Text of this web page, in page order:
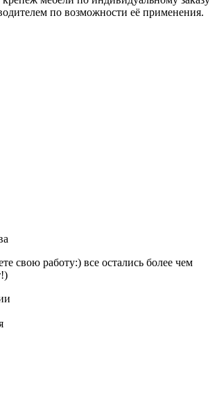
по возможности её применения.
свою работу:) все остались более чем